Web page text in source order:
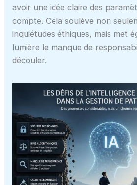
avoir une idée claire des
compte. Cela soulève non
inquiétudes éthiques, mais met
lumière le manque de
découler.